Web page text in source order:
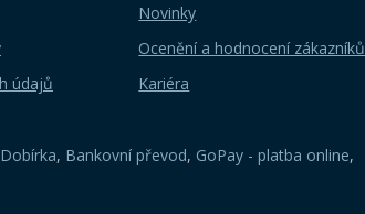
údajů
Novinky
Ocenění a hodnocení zákazníků
Kariéra
Dobírka, Bankovní převod, GoPay - platba online,